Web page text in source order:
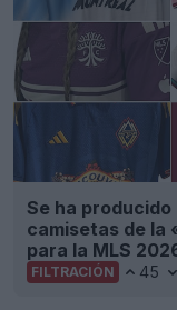
Se ha
camisetas de la
para la MLS
FILTRACIÓN 45